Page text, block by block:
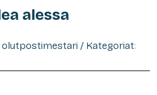
alessa
olutpostimestari / Kategoriat: